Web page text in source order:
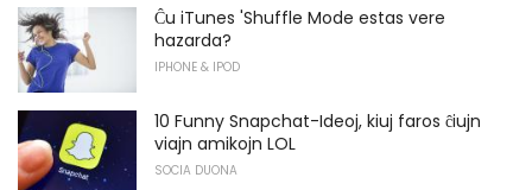
Ĉu iTunes 'Shuffle Mode estas vere
hazarda?
IPHONE & IPOD
10 Funny Snapchat-Ideoj, kiuj faros ĉiujn
viajn amikojn LOL
SOCIA DUONA